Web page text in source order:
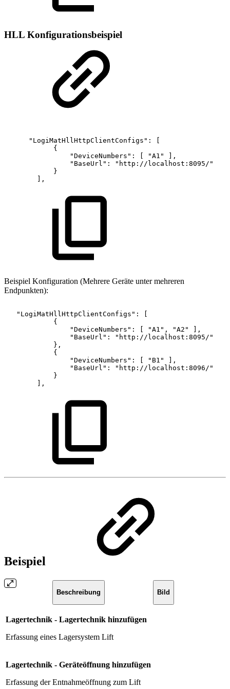
HLL Konfigurationsbeispiel
"LogiMatHllHttpClientConfigs":
{
"DeviceNumbers":
"A1"
],
"BaseUrl":
"http://localhost:8095/"
}
],
Beispiel Konfiguration (Mehrere Geräte unter mehreren
Endpunkten):
"LogiMatHllHttpClientConfigs":
{
"DeviceNumbers":
"A1", "A2"
],
"BaseUrl":
"http://localhost:8095/"
},
{
"DeviceNumbers":
"B1"
],
"BaseUrl":
"http://localhost:8096/"
}
],
Beispiel
Beschreibung Bild
Lagertechnik - Lagertechnik hinzufügen
Erfassung eines Lagersystem Lift
Lagertechnik - Geräteöffnung hinzufügen
Erfassung der Entnahmeöffnung zum Lift